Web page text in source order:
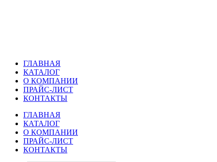
ГЛАВНАЯ
КАТАЛОГ
О КОМПАНИИ
ПРАЙС-ЛИСТ
КОНТАКТЫ
ГЛАВНАЯ
КАТАЛОГ
О КОМПАНИИ
ПРАЙС-ЛИСТ
КОНТАКТЫ